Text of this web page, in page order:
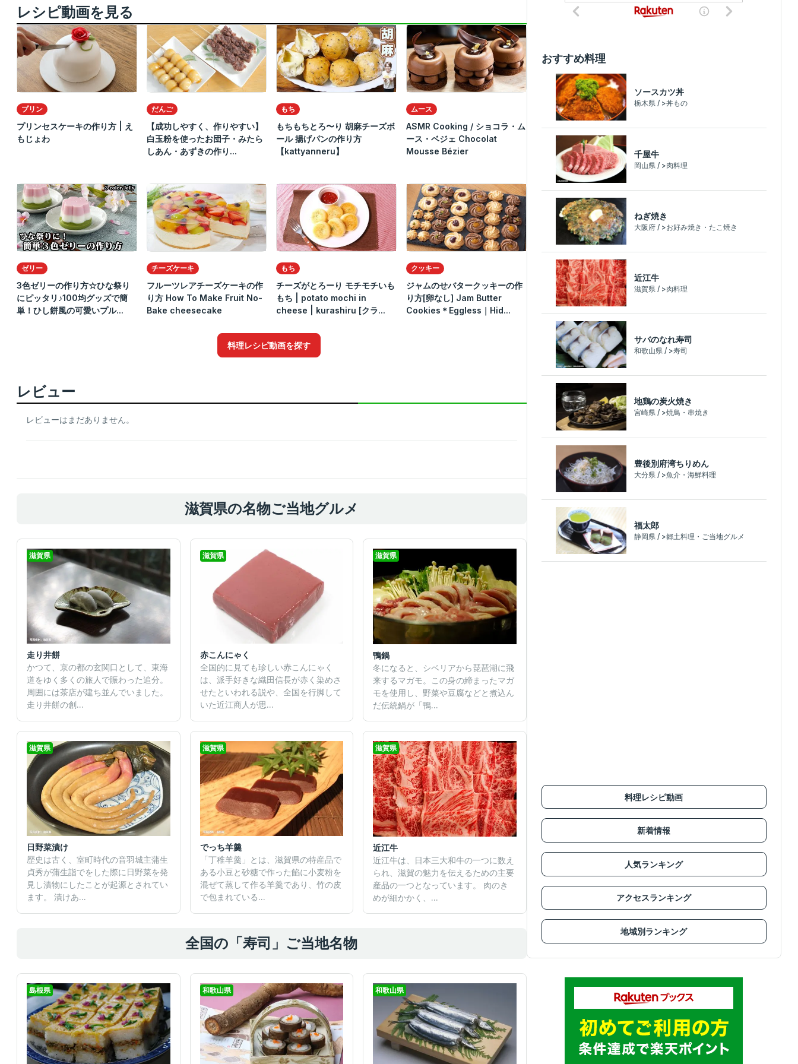
レシピ動画を見る
プリン
プリンセスケーキの作り方 | え
もじょわ
だんご
【成功しやすく、作りやすい】
白玉粉を使ったお団子・みたら
しあん・あずきの作り...
もち
もちもちとろ〜り 胡麻チーズボ
ール 揚げパンの作り方
【kattyanneru】
ムース
ASMR Cooking / ショコラ・ム
ース・ベジェ Chocolat
Mousse Bézier
ゼリー
3色ゼリーの作り方☆ひな祭り
にピッタリ♪100均グッズで簡
単！ひし餅風の可愛いプル...
チーズケーキ
フルーツレアチーズケーキの作
り方 How To Make Fruit No-
Bake cheesecake
もち
チーズがとろーり モチモチいも
もち | potato mochi in
cheese | kurashiru [クラ...
クッキー
ジャムのせバタークッキーの作
り方[卵なし] Jam Butter
Cookies＊Eggless｜Hid...
料理レシピ動画を探す
レビュー
レビューはまだありません。
滋賀県の名物ご当地グルメ
滋賀県
走り井餅
かつて、京の都の玄関口として、東海
道をゆく多くの旅人で賑わった追分。
周囲には茶店が建ち並んでいました。
走り井餅の創...
滋賀県
赤こんにゃく
全国的に見ても珍しい赤こんにゃく
は、派手好きな織田信長が赤く染めさ
せたといわれる説や、全国を行脚して
いた近江商人が思...
滋賀県
鴨鍋
冬になると、シベリアから琵琶湖に飛
来するマガモ。この身の締まったマガ
モを使用し、野菜や豆腐などと煮込ん
だ伝統鍋が「鴨...
滋賀県
日野菜漬け
歴史は古く、室町時代の音羽城主蒲生
貞秀が蒲生詣でをした際に日野菜を発
見し漬物にしたことが起源とされてい
ます。 漬けあ...
滋賀県
でっち羊羹
「丁稚羊羹」とは、滋賀県の特産品で
ある小豆と砂糖で作った餡に小麦粉を
混ぜて蒸して作る羊羹であり、竹の皮
で包まれている...
滋賀県
近江牛
近江牛は、日本三大和牛の一つに数え
られ、滋賀の魅力を伝えるための主要
産品の一つとなっています。 肉のき
めが細かかく、...
全国の「寿司」ご当地名物
島根県 和歌山県 和歌山県
おすすめ料理
ソースカツ丼
栃木県 / >丼もの
千屋牛
岡山県 / >肉料理
ねぎ焼き
大阪府 / >お好み焼き・たこ焼き
近江牛
滋賀県 / >肉料理
サバのなれ寿司
和歌山県 / >寿司
地鶏の炭火焼き
宮崎県 / >焼鳥・串焼き
豊後別府湾ちりめん
大分県 / >魚介・海鮮料理
福太郎
静岡県 / >郷土料理・ご当地グルメ
料理レシピ動画
新着情報
人気ランキング
アクセスランキング
地域別ランキング